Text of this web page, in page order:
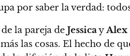
por saber la verdad:
la pareja de JessicayAlex
las cosas. El hecho de